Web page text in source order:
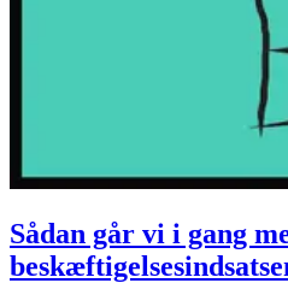
Sådan går vi i gang